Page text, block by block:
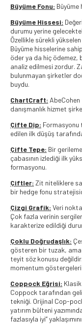
Büyüme Fonu: Büyüme
Büyüme Hissesi:
durumu yerine
Özellikle sürekli
Büyüme hisselerine
öder ya da hiç ödemez,
analiz edilmesi zordur.
bulunmayan şirketler
buydu.
ChartCraft:
danışmanlık hizmet
Çifte Dip: Formasyonu
edilen ilk düşüş
Çifte Tepe: Bir
çabasının izlediği ilk
formasyonu.
Çiftler: Zit niteliklere
bir hedge fonu
Çizgi Grafik: Veri
Çok fazla verinin
karakterize edildiği
Çoklu Doğrudaşlık:
gösteren bir tuzak, ama
teyit söz konusu
momentum göstergeleri
Coppock Eğrisi: Klasik
Coppock tarafından
tekniği. Orijinal Cop-
yatırım bülteni
fazlasıyla iyi”